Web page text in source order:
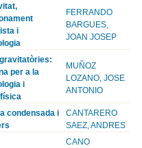
i
FERRANDO
BARGUES,
JOAN JOSEP
per a la
i
MUÑOZ
LOZANO, JOSE
ANTONIO
condensada i
CANTARERO
SAEZ, ANDRES
CANO